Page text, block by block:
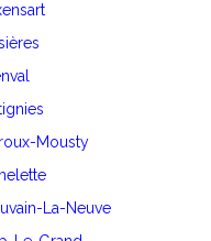
Mousty
La-Neuve